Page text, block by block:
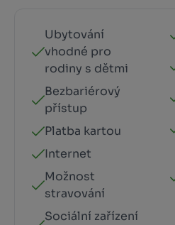
Ubytování
vhodné pro
rodiny s dětmi
Bezbariérový
přístup
Platba kartou
Internet
Možnost
stravování
Sociální zařízení